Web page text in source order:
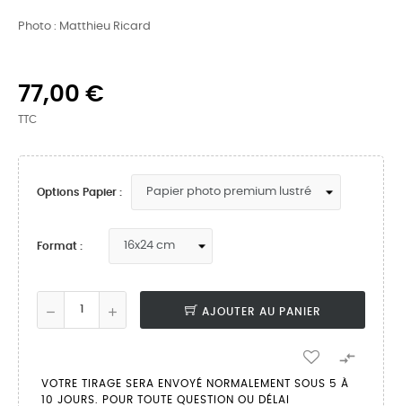
Photo : Matthieu Ricard
77,00 €
TTC
Options Papier :
Format :
AJOUTER AU PANIER

VOTRE TIRAGE SERA ENVOYÉ NORMALEMENT SOUS 5 À
10 JOURS. POUR TOUTE QUESTION OU DÉLAI